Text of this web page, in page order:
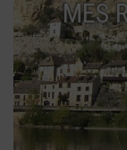
MES